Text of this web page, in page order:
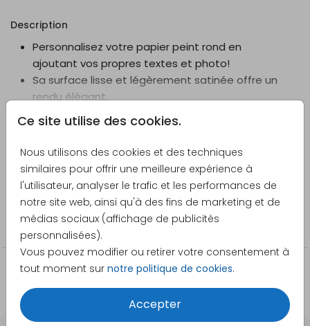
Ce site utilise des cookies.
Nous utilisons des cookies et des techniques
similaires pour offrir une meilleure expérience à
l'utilisateur, analyser le trafic et les performances de
notre site web, ainsi qu'à des fins de marketing et de
médias sociaux (affichage de publicités
personnalisées).
Vous pouvez modifier ou retirer votre consentement à
tout moment sur notre politique de cookies.
Accepter
Description
Personnalisez votre papier peint rond en
ajoutant vos propres textes et photo!
Sa surface lisse et légèrement satinée offre un
rendu élégant.
Les cercles de papier peint se posent
facilement et sans bulles d'air en humidifiant
généreusement l'envers avec de l'eau et une
éponge.
Facilement repositionnable, le papier peint rond
s'enlève sans difficulté et se réajuste aisément
lors de l'installation.
Astuce : les cercles de papier peint adhèrent mieux sur
des surfaces lisses.
Saviez-vous que nos cercles de papier peint sont
disponibles en trois tailles : ⌀ 80 cm, ⌀ 100 cm et ⌀ 120
cm ?
Voir plus
Créateur
Pretty Orange
Catégorie